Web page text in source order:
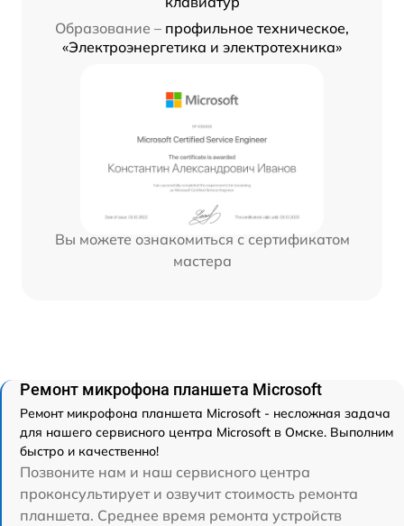
Образование – профильное техническое,
«Электроэнергетика и электротехника»
Вы можете ознакомиться с сертификатом
мастера
Ремонт микрофона планшета Microsoft
Ремонт микрофона планшета Microsoft - несложная задача
для нашего сервисного центра Microsoft в Омске. Выполним
быстро и качественно!
Позвоните нам и наш сервисного центра
проконсультирует и озвучит стоимость ремонта
планшета. Среднее время ремонта устройств